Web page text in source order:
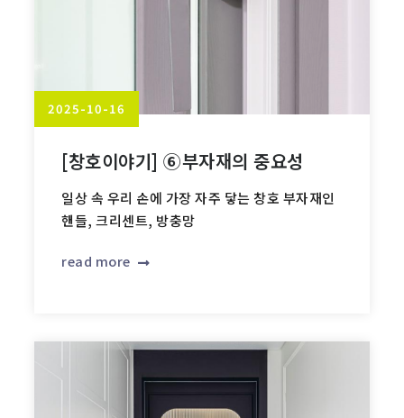
2025-10-16
[창호이야기] ⑥부자재의 중요성
일상 속 우리 손에 가장 자주 닿는 창호 부자재인
핸들, 크리센트, 방충망
read more